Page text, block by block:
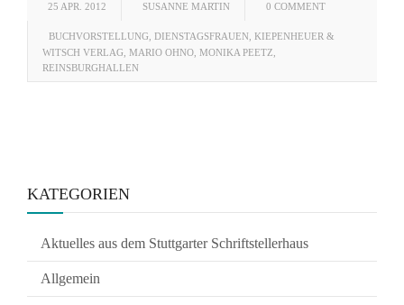
25 APR. 2012 SUSANNE MARTIN 0 COMMENT
BUCHVORSTELLUNG DIENSTAGSFRAUEN KIEPENHEUER &
WITSCH VERLAG MARIO OHNO MONIKA PEETZ
REINSBURGHALLEN
KATEGORIEN
Aktuelles aus dem Stuttgarter Schriftstellerhaus
Allgemein